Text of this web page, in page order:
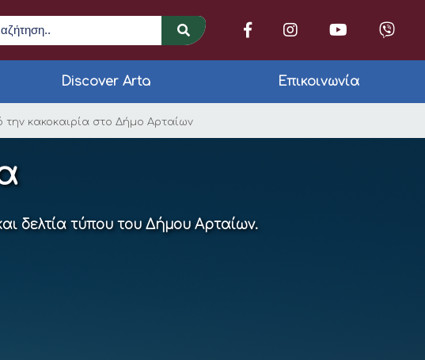
Discover Arta Επικοινωνία
Ηπείρου για
κακοκαιρία στο Δήμο Αρταίων
δελτία τύπου του Δήμου Αρταίων.